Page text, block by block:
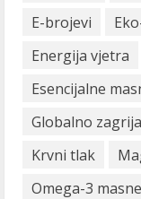
E-brojevi
Energija vjetra
Esencijalne
Globalno
Krvni tlak
Omega-3